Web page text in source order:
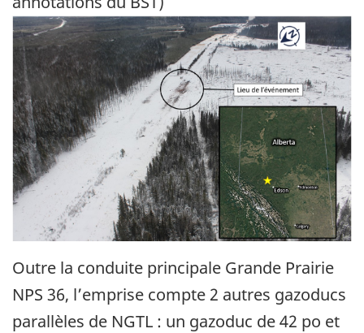
Image
Outre la conduite principale Grande Prairie
NPS 36, l’emprise compte 2 autres gazoducs
parallèles de NGTL : un gazoduc de 42 po et